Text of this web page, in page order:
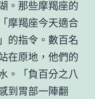
。那些摩羯座的
摩羯座今天適合
的指令。數百名
在原地，他們的
。「負百分之八
到胃部一陣翻